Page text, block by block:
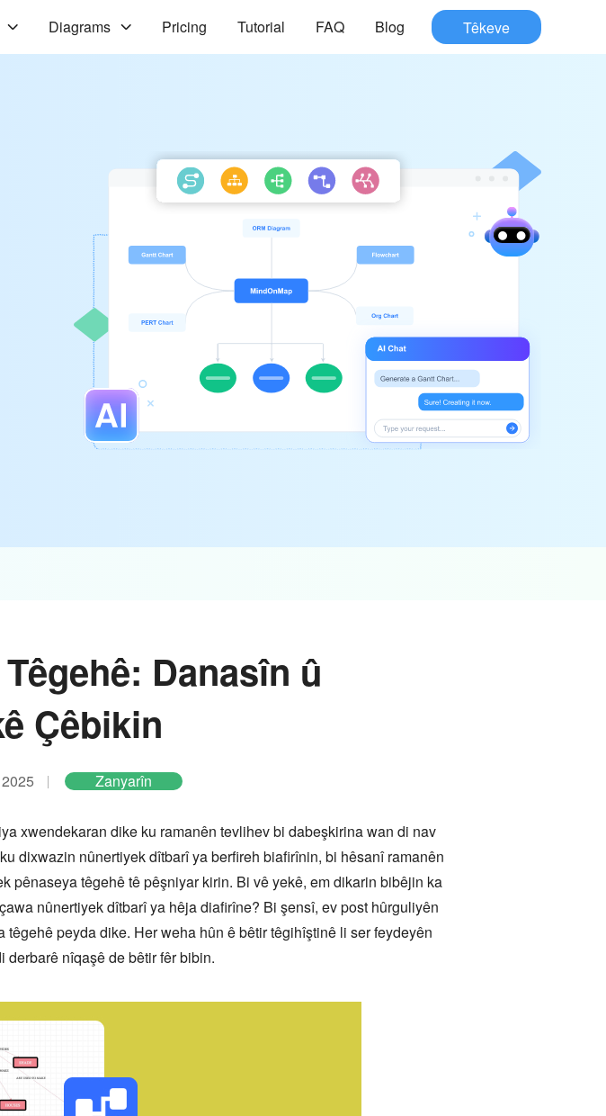
Diagrams Pricing Tutorial FAQ Blog Têkeve
Danasîn û
Çêbikin
Zanyarîn
xwendekaran dike ku ramanên tevlihev bi dabeşkirina wan di nav
dixwazin nûnertiyek dîtbarî ya berfireh biafirînin, bi hêsanî ramanên
pênaseya têgehê tê pêşniyar kirin. Bi vê yekê, em dikarin bibêjin ka
nûnertiyek dîtbarî ya hêja diafirîne? Bi şensî, ev post hûrguliyên
peyda dike. Her weha hûn ê bêtir têgihîştinê li ser feydeyên
nîqaşê de bêtir fêr bibin.